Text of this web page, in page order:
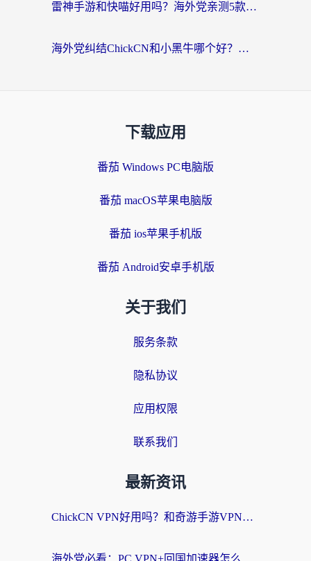
雷神手游和快喵好用吗？海外党亲测5款回国加速器，附斧牛Bling对比+微信视频号解决办法
海外党纠结ChickCN和小黑牛哪个好？一篇帮你选对回国加速器的实用指南
下载应用
番茄 Windows PC电脑版
番茄 macOS苹果电脑版
番茄 ios苹果手机版
番茄 Android安卓手机版
关于我们
服务条款
隐私协议
应用权限
联系我们
最新资讯
ChickCN VPN好用吗？和奇游手游VPN对比哪个回国效果更好？海外党亲测实用指南